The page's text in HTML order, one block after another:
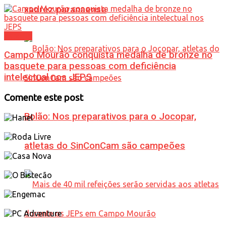
xadrez paranaense
Bolão: Nos preparativos para o Jocopar,
atletas do SinConCam são campeões
Campo Mourão conquista medalha de bronze no
basquete para pessoas com deficiência
intelectual nos JEPS
Comente este post